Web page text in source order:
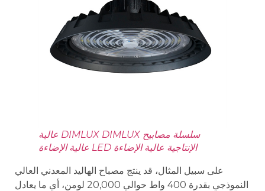
سلسلة مصابيح DIMLUX DIMLUX عالية
الإنتاجية عالية الإضاءة LED عالية الإضاءة
على سبيل المثال، قد ينتج مصباح الهاليد المعدني العالي
النموذجي بقدرة 400 واط حوالي 20,000 لومن، أي ما يعادل